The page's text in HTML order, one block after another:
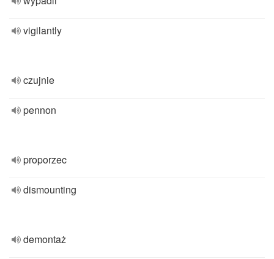
vigilantly
czujnie
pennon
proporzec
dismounting
demontaż